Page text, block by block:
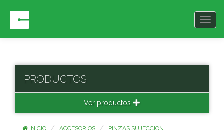
PRODUCTOS
Ver productos
INICIO ACCESORIOS PINZAS SUJECCION